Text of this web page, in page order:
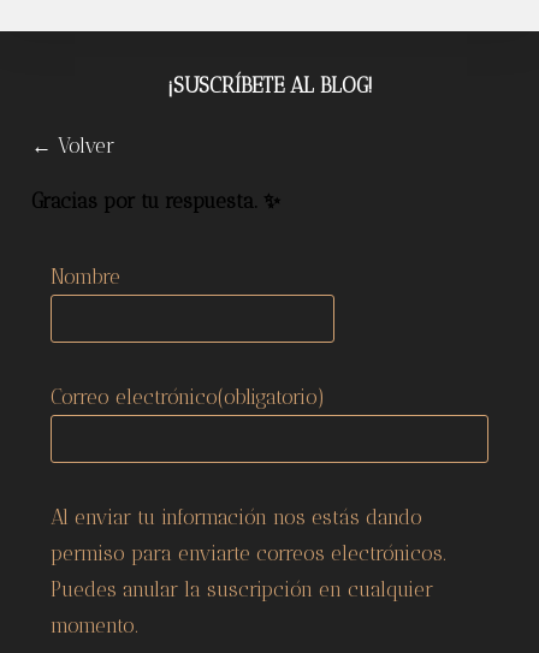
¡SUSCRÍBETE AL BLOG!
← Volver
Gracias por tu respuesta. ✨
Nombre
Correo electrónico(obligatorio)
Al enviar tu información nos estás dando
permiso para enviarte correos electrónicos.
Puedes anular la suscripción en cualquier
momento.